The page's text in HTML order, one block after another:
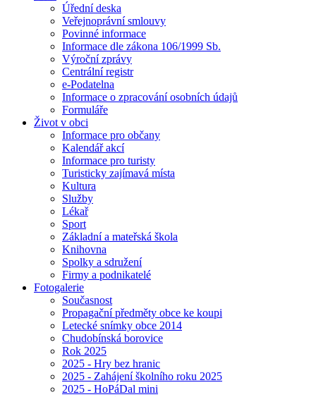
Úřední deska
Veřejnoprávní smlouvy
Povinné informace
Informace dle zákona 106/1999 Sb.
Výroční zprávy
Centrální registr
e-Podatelna
Informace o zpracování osobních údajů
Formuláře
Život v obci
Informace pro občany
Kalendář akcí
Informace pro turisty
Turisticky zajímavá místa
Kultura
Služby
Lékař
Sport
Základní a mateřská škola
Knihovna
Spolky a sdružení
Firmy a podnikatelé
Fotogalerie
Současnost
Propagační předměty obce ke koupi
Letecké snímky obce 2014
Chudobínská borovice
Rok 2025
2025 - Hry bez hranic
2025 - Zahájení školního roku 2025
2025 - HoPáDal mini